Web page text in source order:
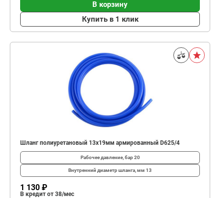
В корзину
Купить в 1 клик
Шланг полиуретановый 13x19мм армированный D625/4
Рабочее давление, бар20
Внутренний диаметр шланга, мм 13
1 130 ₽
В кредит от 38/мес